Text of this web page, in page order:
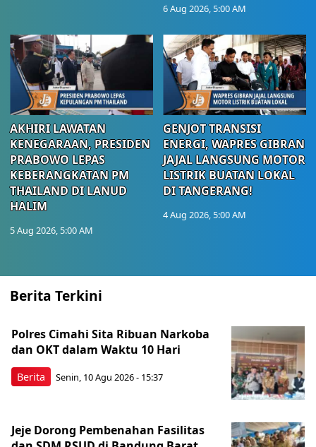
6 Aug 2026, 5:00 AM
AKHIRI LAWATAN
KENEGARAAN, PRESIDEN
PRABOWO LEPAS
KEBERANGKATAN PM
THAILAND DI LANUD
HALIM
5 Aug 2026, 5:00 AM
GENJOT TRANSISI
ENERGI, WAPRES GIBRAN
JAJAL LANGSUNG MOTOR
LISTRIK BUATAN LOKAL
DI TANGERANG!
4 Aug 2026, 5:00 AM
Berita Terkini
Berita
Polres Cimahi Sita Ribuan Narkoba
dan OKT dalam Waktu 10 Hari
Senin, 10 Agu 2026 - 15:37
Jeje Dorong Pembenahan Fasilitas